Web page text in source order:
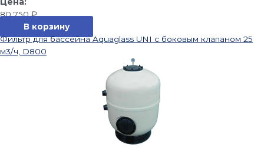
80 750₽
В корзину
Фильтр для бассейна Aquaglass UNI с боковым клапаном 25
м3/ч, D800